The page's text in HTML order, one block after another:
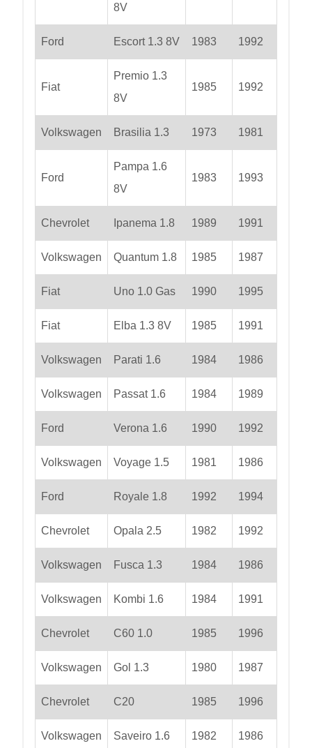
8V
Ford Escort 1.3 8V 1983 1992
Fiat
Premio 1.3
8V
1985 1992
Volkswagen Brasilia 1.3 1973 1981
Ford
Pampa 1.6
8V
1983 1993
Chevrolet Ipanema 1.8 1989 1991
Volkswagen Quantum 1.8 1985 1987
Fiat Uno 1.0 Gas 1990 1995
Fiat Elba 1.3 8V 1985 1991
Volkswagen Parati 1.6 1984 1986
Volkswagen Passat 1.6 1984 1989
Ford Verona 1.6 1990 1992
Volkswagen Voyage 1.5 1981 1986
Ford Royale 1.8 1992 1994
Chevrolet Opala 2.5 1982 1992
Volkswagen Fusca 1.3 1984 1986
Volkswagen Kombi 1.6 1984 1991
Chevrolet C60 1.0 1985 1996
Volkswagen Gol 1.3 1980 1987
Chevrolet C20 1985 1996
Volkswagen Saveiro 1.6 1982 1986